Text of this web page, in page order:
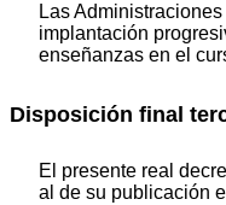
Las
implantación
enseñanzas en el
Disposición final
El presente real
al de su publicación